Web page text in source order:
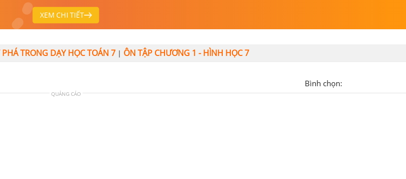
XEM CHI TIẾT
TRONG DẠY HỌC TOÁN 7 | ÔN TẬP CHƯƠNG 1 - HÌNH HỌC 7
Bình chọn:
QUẢNG CÁO